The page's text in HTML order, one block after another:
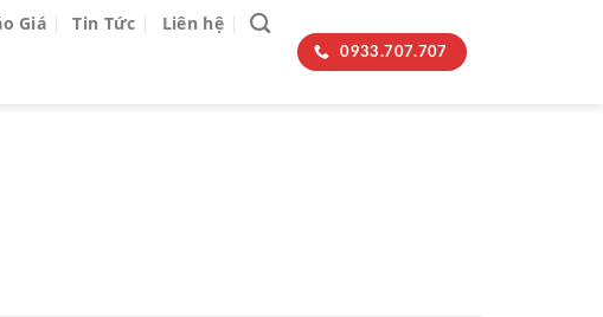
Giá Tin Tức Liên hệ
0933.707.707